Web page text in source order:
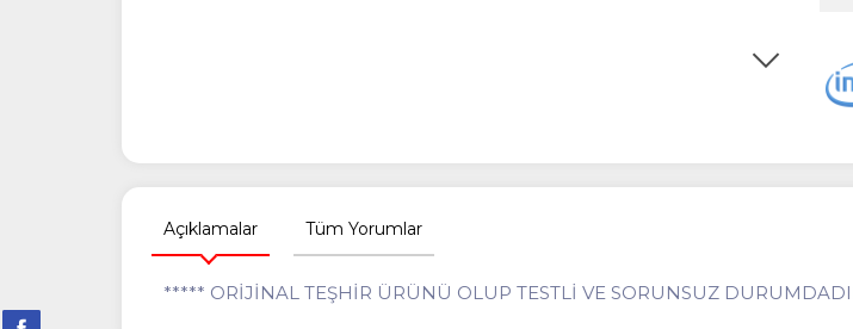
Açıklamalar Tüm Yorumlar
***** ORİJİNAL TEŞHİR ÜRÜNÜ OLUP TESTLİ VE SORUNSUZ